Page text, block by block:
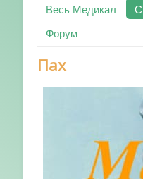
Весь Медикал
Форум
Пах